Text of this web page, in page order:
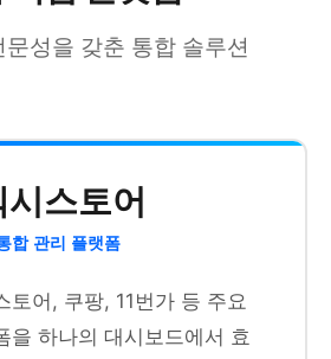
문성을 갖춘 통합 솔루션
스토어
합 관리 플랫폼
토어, 쿠팡, 11번가 등 주요
을 하나의 대시보드에서 효